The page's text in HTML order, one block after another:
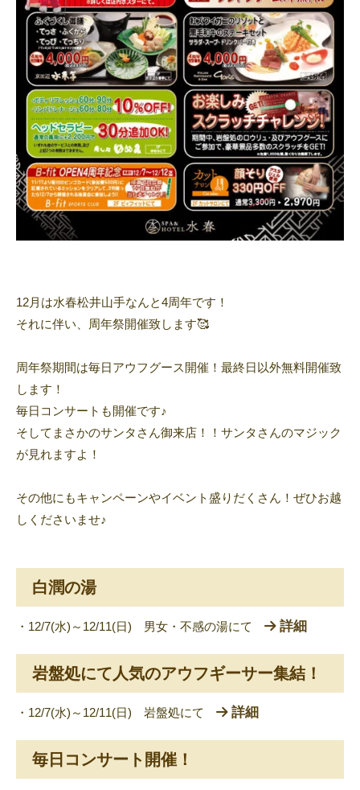
12月は水春松井山手なんと4周年です！
それに伴い、周年祭開催致します🥰
周年祭期間は毎日アウフグース開催！最終日以外無料開催致
します！
毎日コンサートも開催です♪
そしてまさかのサンタさん御来店！！サンタさんのマジック
が見れますよ！
その他にもキャンペーンやイベント盛りだくさん！ぜひお越
しくださいませ♪
白潤の湯
・12/7(水)～12/11(日) 男女・不感の湯にて 詳細
岩盤処にて人気のアウフギーサー集結！
・12/7(水)～12/11(日) 岩盤処にて 詳細
毎日コンサート開催！